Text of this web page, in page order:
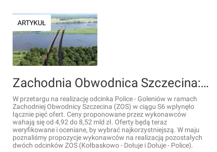
ARTYKUŁ
Zachodnia Obwodnica Szczecina: Znamy oferty na realizację odcinka S6 z tunelem drogowym pod Odrą [FILM+LISTA]
W przetargu na realizację odcinka Police - Goleniów w ramach
Zachodniej Obwodnicy Szczecina (ZOS) w ciągu S6 wpłynęło
łącznie pięć ofert. Ceny proponowane przez wykonawców
wahają się od 4,92 do 8,52 mld zł. Oferty będą teraz
weryfikowane i oceniane, by wybrać najkorzystniejszą. W maju
poznaliśmy propozycje wykonawców na realizacją pozostałych
dwóch odcinków ZOS (Kołbaskowo - Dołuje i Dołuje - Police).